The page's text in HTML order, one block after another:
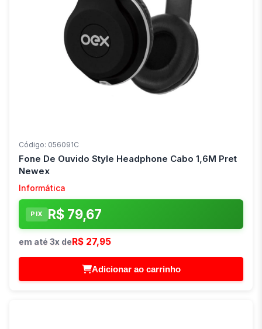
Código: 056091C
Fone De Ouvido Style Headphone Cabo 1,6M Pret
Newex
Informática
PIX R$ 79,67
em até 3x de R$ 27,95
Adicionar ao carrinho